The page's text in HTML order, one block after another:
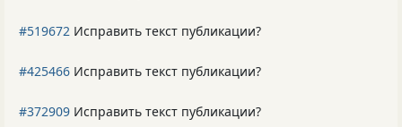
#519672 Исправить текст публикации?
#425466 Исправить текст публикации?
#372909 Исправить текст публикации?